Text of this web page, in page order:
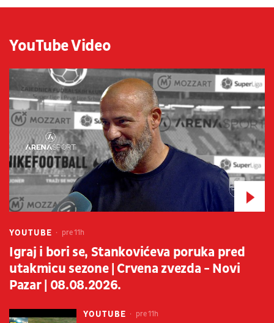
YouTube Video
YOUTUBE pre 11h
Igraj i bori se, Stankovićeva poruka pred
utakmicu sezone | Crvena zvezda - Novi
Pazar | 08.08.2026.
YOUTUBE pre 11h